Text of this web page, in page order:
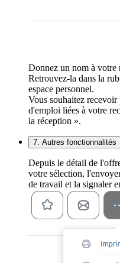
Donnez un nom à votre
Retrouvez-la dans la
espace personnel.
Vous souhaitez
d'emploi liées à votre
la réception ».
7. Autres fonctionnalités
Depuis le détail de
votre sélection,
de travail et la signaler